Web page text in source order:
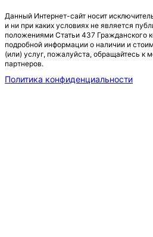
Данный Интернет-сайт носит
и ни при каких условиях не является
положениями Статьи 437 Гражданского
подробной информации о наличии и
(или) услуг, пожалуйста, обращайтесь к
партнеров.
Политика конфиденциальности